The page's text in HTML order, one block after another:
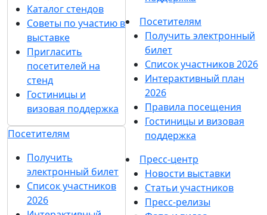
Каталог стендов
Советы по участию в
выставке
Пригласить
посетителей на
стенд
Гостиницы и
визовая поддержка
Посетителям
Получить
электронный билет
Список участников
2026
Посетителям
Получить электронный
билет
Список участников 2026
Интерактивный план
2026
Правила посещения
Гостиницы и визовая
поддержка
Пресс-центр
Новости выставки
Статьи участников
Пресс-релизы